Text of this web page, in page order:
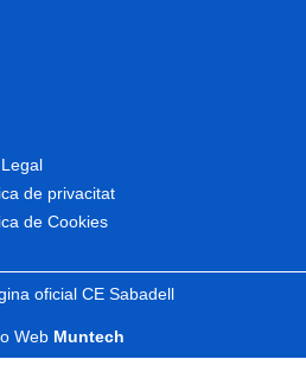
de privacitat
de Cookies
oficial CE Sabadell
Web Muntech